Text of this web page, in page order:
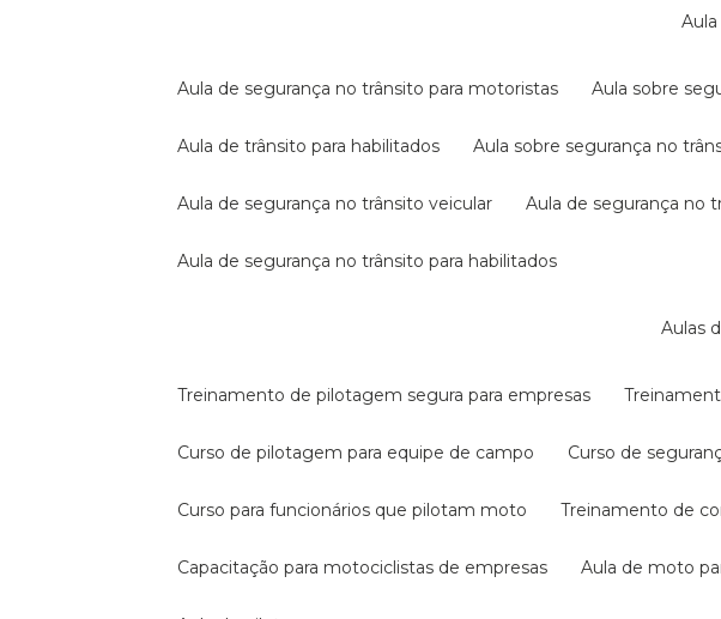
aula de segurança no trânsito para motoristas aula sobre
aula de trânsito para habilitados aula sobre segurança no
aula de segurança no trânsito veicular aula de segurança no
aula de segurança no trânsito para habilitados
aulas
treinamento de pilotagem segura para empresas
curso de pilotagem para equipe de campo curso de
curso para funcionários que pilotam moto treinamento de
capacitação para motociclistas de empresas aula de moto